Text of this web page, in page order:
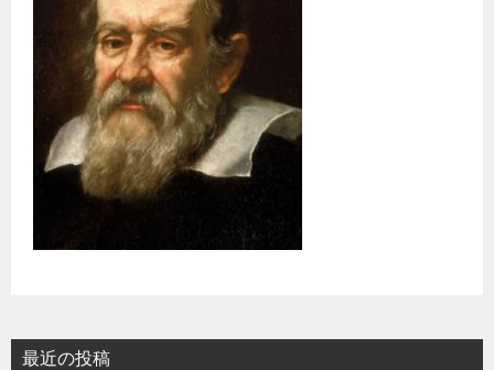
最近の投稿